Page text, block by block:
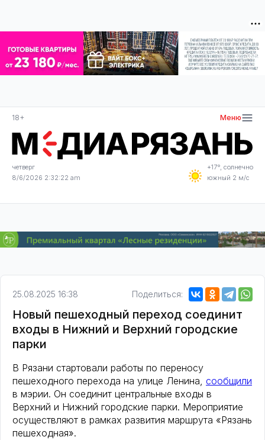
18+ Меню
четверг
8/6/2026 2:32:23 am
+17°, солнечно
южный 2 м/с
25.08.2025 16:38 Поделиться:
Новый пешеходный переход соединит
входы в Нижний и Верхний городские
парки
В Рязани стартовали работы по переносу
пешеходного перехода на улице Ленина, сообщили
в мэрии. Он соединит центральные входы в
Верхний и Нижний городские парки. Мероприятие
осуществляют в рамках развития маршрута «Рязань
пешеходная».